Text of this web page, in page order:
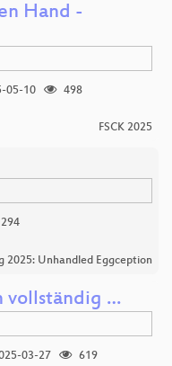
Hand -
05-10
498
FSCK 2025
294
2025: Unhandled Eggception
vollständig …
03-27 619